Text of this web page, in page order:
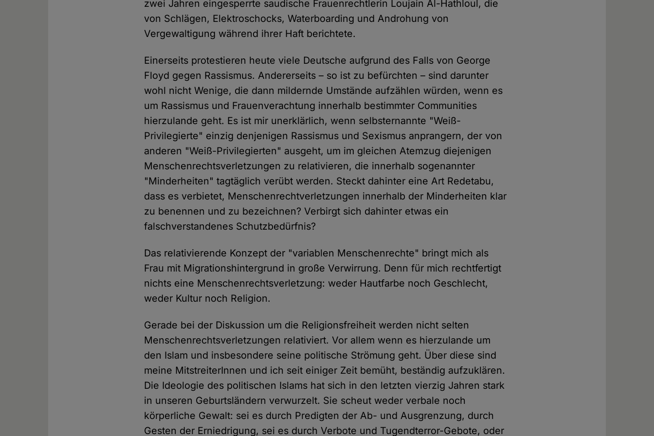
zwei Jahren eingesperrte saudische Frauenrechtlerin Loujain Al-Hathloul, die
von Schlägen, Elektroschocks, Waterboarding und Androhung von
Vergewaltigung während ihrer Haft berichtete.
Einerseits protestieren heute viele Deutsche aufgrund des Falls von George
Floyd gegen Rassismus. Andererseits – so ist zu befürchten – sind darunter
wohl nicht Wenige, die dann mildernde Umstände aufzählen würden, wenn es
um Rassismus und Frauenverachtung innerhalb bestimmter Communities
hierzulande geht. Es ist mir unerklärlich, wenn selbsternannte "Weiß-
Privilegierte" einzig denjenigen Rassismus und Sexismus anprangern, der von
anderen "Weiß-Privilegierten" ausgeht, um im gleichen Atemzug diejenigen
Menschenrechtsverletzungen zu relativieren, die innerhalb sogenannter
"Minderheiten" tagtäglich verübt werden. Steckt dahinter eine Art Redetabu,
dass es verbietet, Menschenrechtverletzungen innerhalb der Minderheiten klar
zu benennen und zu bezeichnen? Verbirgt sich dahinter etwas ein
falschverstandenes Schutzbedürfnis?
Das relativierende Konzept der "variablen Menschenrechte" bringt mich als
Frau mit Migrationshintergrund in große Verwirrung. Denn für mich rechtfertigt
nichts eine Menschenrechtsverletzung: weder Hautfarbe noch Geschlecht,
weder Kultur noch Religion.
Gerade bei der Diskussion um die Religionsfreiheit werden nicht selten
Menschenrechtsverletzungen relativiert. Vor allem wenn es hierzulande um
den Islam und insbesondere seine politische Strömung geht. Über diese sind
meine MitstreiterInnen und ich seit einiger Zeit bemüht, beständig aufzuklären.
Die Ideologie des politischen Islams hat sich in den letzten vierzig Jahren stark
in unseren Geburtsländern verwurzelt. Sie scheut weder verbale noch
körperliche Gewalt: sei es durch Predigten der Ab- und Ausgrenzung, durch
Gesten der Erniedrigung, sei es durch Verbote und Tugendterror-Gebote, oder